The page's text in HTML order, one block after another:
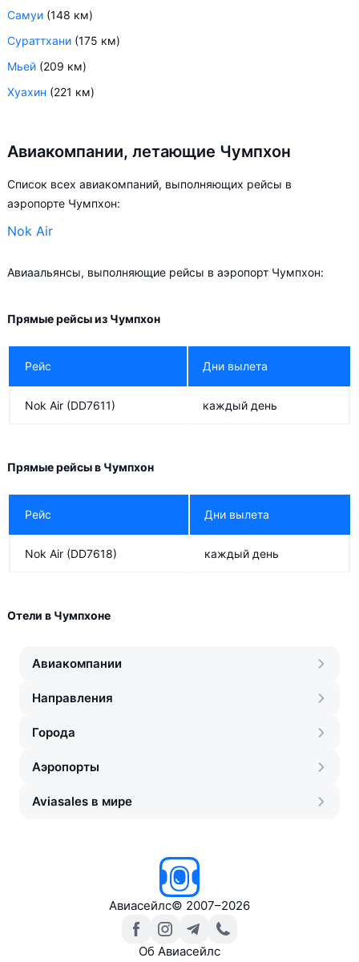
Самуи (148 км)
Сураттхани (175 км)
Мьей (209 км)
Хуахин (221 км)
Авиакомпании, летающие Чумпхон
Список всех авиакомпаний, выполняющих рейсы в
аэропорте Чумпхон:
Nok Air
Авиаальянсы, выполняющие рейсы в аэропорт Чумпхон:
Прямые рейсы из Чумпхон
Рейс Дни вылета
Nok Air (DD7611) каждый день
Прямые рейсы в Чумпхон
Рейс Дни вылета
Nok Air (DD7618) каждый день
Отели в Чумпхоне
Авиакомпании
Направления
Города
Аэропорты
Aviasales в мире
Авиасейлс© 2007–2026
Об Авиасейлс